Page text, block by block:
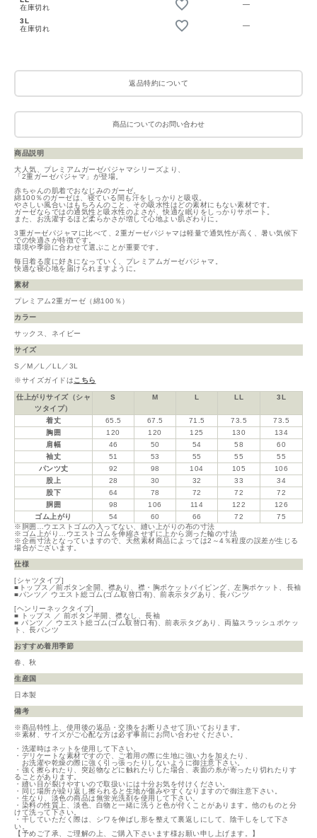
在庫切れ
—
3L
在庫切れ
—
返品特約について
商品についてのお問い合わせ
商品説明
大人気、プレミアムガーゼパジャマシリーズより、
「2重ガーゼパジャマ」が登場。
赤ちゃんの肌着でおなじみのガーゼ。
綿100％のガーゼは、寝ている間も汗をしっかりと吸収。
やさしい風合いはもちろんのこと、その吸水性はどの素材にもない素材です。
ガーゼならではの通気性と吸水性のよさが、快適な眠りをしっかりサポート。
また、お洗濯するほど柔らかさが増して心地よい肌ざわりに。
3重ガーゼパジャマに比べて、2重ガーゼパジャマは軽量で通気性が高く、暑い気候下
での快適さが特徴です。
環境や季節に合わせて選ぶことが重要です。
毎日着る度に好きになっていく、プレミアムガーゼパジャマ。
快適な寝心地を届けられますように。
素材
プレミアム2重ガーゼ（綿100％）
カラー
サックス、ネイビー
サイズ
S／M／L／LL／3L
※サイズガイドはこちら
仕上がりサイズ（シャ
ツタイプ）
S M L LL 3L
着丈 65.5 67.5 71.5 73.5
73.5
胸囲
120 120 125 130
134
肩幅
46 50 54 58
60
袖丈
51 53 55 55
55
パンツ丈
92 98 104 105
106
股上
28 30 32 33
34
股下
64 78 72 72
72
胴囲
98 106 114 122
126
ゴム上がり
54 60 66 72
75
※胴囲…ウエストゴムの入ってない、縫い上がりの布の寸法
※ゴム上がり…ウエストゴムを伸縮させずに上から測った輪の寸法
※企画寸法となっていますので、天然素材商品によっては2～4％程度の誤差が生じる
場合がございます。
仕様
[シャツタイプ]
■トップス／前ボタン全開、襟あり、襟・胸ポケットパイピング、左胸ポケット、長袖
■パンツ／ ウエスト総ゴム(ゴム取替口有)、前表示タグあり、長パンツ
[ヘンリーネックタイプ]
■ トップス ／ 前ボタン半開、襟なし、長袖
■ パンツ ／ ウエスト総ゴム(ゴム取替口有)、前表示タグあり、両脇スラッシュポケッ
ト、長パンツ
おすすめ着用季節
春、秋
生産国
日本製
備考
※商品特性上、使用後の返品・交換をお断りさせて頂いております。
※素材、サイズがご心配な方は必ず事前にお問い合わせください。
・洗濯時はネットを使用して下さい。
・デリケートな素材ですので、ご着用の際に生地に強い力を加えたり、
お洗濯や乾燥の際に強く引っ張ったりしないように御注意下さい。
・強く擦られたり、突起物などに触れたりした場合、表面の糸が寄ったり切れたりす
ることがあります。
・縫い目が裂けやすいので取扱いには十分お気を付けください。
・同じ場所が繰り返し擦られると生地が傷みやすくなりますので御注意下さい。
・生なり、淡色の商品は無蛍光洗剤を使用して下さい。
・染料の性質上、淡色、白物と一緒に洗うと色が付くことがあります。他のものと分
けて洗って下さい。
・干していただく際は、シワを伸ばし形を整えて裏返しにして、陰干しをして下さ
い。
【予めご了承、ご理解の上、ご購入下さいます様お願い申し上げます。】